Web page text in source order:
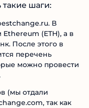
шаги:
В
(ETH), а в
После этого в
перечень
можно провести
(мы отдали
так как